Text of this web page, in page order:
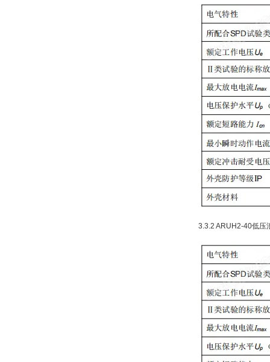
3.3.2 ARUH2-40低压